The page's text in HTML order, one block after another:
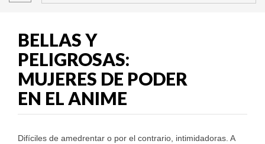
BELLAS Y
PELIGROSAS:
MUJERES DE PODER
EN EL ANIME
Difíciles de amedrentar o por el contrario, intimidadoras. A